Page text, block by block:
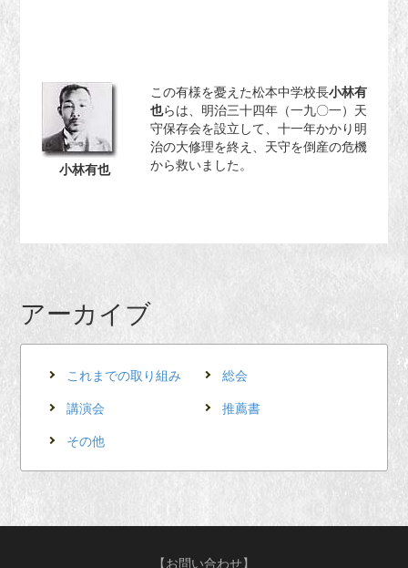
小林有也
この有様を憂えた松本中学校長小林有
也らは、明治三十四年（一九〇一）天
守保存会を設立して、十一年かかり明
治の大修理を終え、天守を倒産の危機
から救いました。
アーカイブ
これまでの取り組み
総会
講演会
推薦書
その他
【お問い合わせ】